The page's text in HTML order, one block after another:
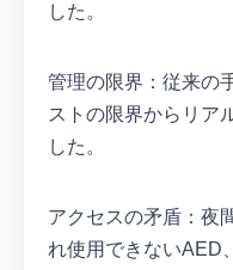
した。
管理の限界：従来の
ストの限界からリア
した。
アクセスの矛盾：夜
れ使用できないAED